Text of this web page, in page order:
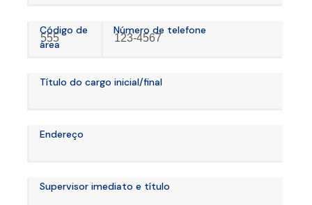
Código de
área
Número de telefone
Título do cargo inicial/final
Endereço
Supervisor imediato e título